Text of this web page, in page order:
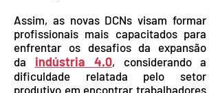
Assim, as novas DCNs visam formar
profissionais mais capacitados para
enfrentar os desafios da expansão
da indústria 4.0, considerando a
dificuldade relatada pelo setor
produtivo em encontrar trabalhadores